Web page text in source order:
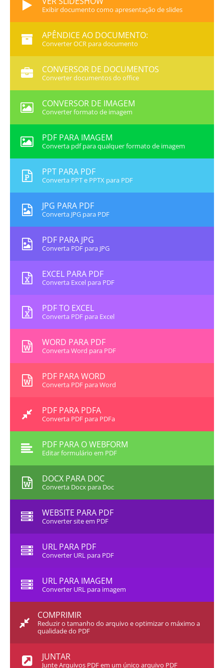
Exibir documento como apresentação de slides
APÊNDICE AO DOCUMENTO:
Converter OCR para documento
CONVERSOR DE DOCUMENTOS
Converter documentos do office
CONVERSOR DE IMAGEM
Converter formato de imagem
PDF PARA IMAGEM
Converta pdf para qualquer formato de imagem
PPT PARA PDF
Converta PPT e PPTX para PDF
JPG PARA PDF
Converta JPG para PDF
PDF PARA JPG
Converta PDF para JPG
EXCEL PARA PDF
Converta Excel para PDF
PDF TO EXCEL
Converta PDF para Excel
WORD PARA PDF
Converta Word para PDF
PDF PARA WORD
Converta PDF para Word
PDF PARA PDFA
Converta PDF para PDFa
PDF PARA O WEBFORM
Editar formulário em PDF
DOCX PARA DOC
Converta Docx para Doc
WEBSITE PARA PDF
Converter site em PDF
URL PARA PDF
Converter URL para PDF
URL PARA IMAGEM
Converter URL para imagem
COMPRIMIR
Reduzir o tamanho do arquivo e optimizar o máximo a
qualidade do PDF
JUNTAR
Junte Arquivos PDF em um único arquivo PDF